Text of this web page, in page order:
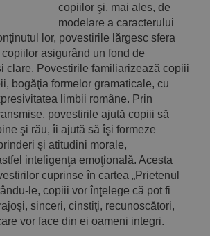
copiilor şi, mai ales, de
modelare a caracterului
lor, povestirile lărgesc sfera
asigurând un fond de
clare. Povestirile familiarizează copiii
bogăţia formelor gramaticale, cu
limbii române. Prin
povestirile ajută copiii să
şi rău, îi ajută să îşi formeze
şi atitudini morale,
inteligenţa emoţională. Acesta
cuprinse în cartea „Prietenul
le, copiii vor înţelege că pot fi
sinceri, cinstiţi, recunoscători,
vor face din ei oameni integri.